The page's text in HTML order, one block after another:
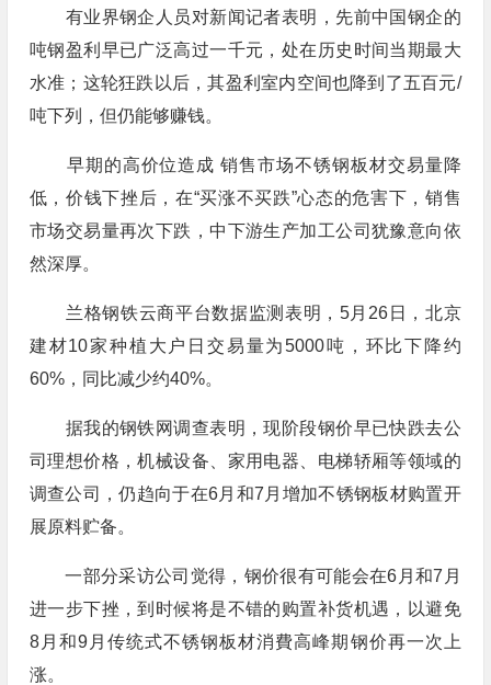
有业界钢企人员对新闻记者表明，先前中国钢企的
吨钢盈利早已广泛高过一千元，处在历史时间当期最大
水准；这轮狂跌以后，其盈利室内空间也降到了五百元/
吨下列，但仍能够赚钱。
早期的高价位造成 销售市场不锈钢板材交易量降
低，价钱下挫后，在“买涨不买跌”心态的危害下，销售
市场交易量再次下跌，中下游生产加工公司犹豫意向依
然深厚。
兰格钢铁云商平台数据监测表明，5月26日，北京
建材10家种植大户日交易量为5000吨，环比下降约
60%，同比减少约40%。
据我的钢铁网调查表明，现阶段钢价早已快跌去公
司理想价格，机械设备、家用电器、电梯轿厢等领域的
调查公司，仍趋向于在6月和7月增加不锈钢板材购置开
展原料贮备。
一部分采访公司觉得，钢价很有可能会在6月和7月
进一步下挫，到时候将是不错的购置补货机遇，以避免
8月和9月传统式不锈钢板材消費高峰期钢价再一次上
涨。